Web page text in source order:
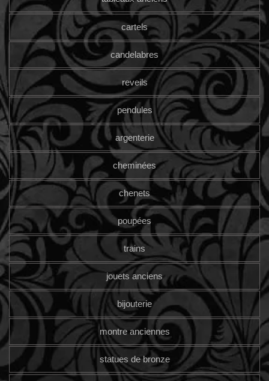
cartels
candelabres
reveils
pendules
argenterie
cheminées
chenets
poupées
trains
jouets anciens
bijouterie
montre anciennes
statues de bronze